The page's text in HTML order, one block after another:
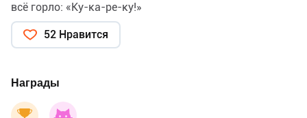
всё горло: «Ку-ка-ре-ку!»
Братья Гримм «Бременские музыканты»,
Издательство Речь, 2026
52 Нравится
Награды